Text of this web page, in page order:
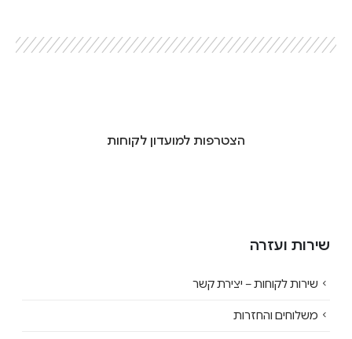
הצטרפות למועדון לקוחות
שירות ועזרה
שירות לקוחות – יצירת קשר
משלוחים והחזרות